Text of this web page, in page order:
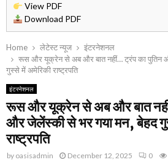
Home लेटेस्ट न्यूज
इंटरनेशनल
रूस और यूक्रेन से अब और बात नहीं… ट्रंप का पुतिन
गुस्से में अमेरिकी राष्ट्रपति
इंटरनेशनल
रूस और यूक्रेन से अब और बात
और जेलेंस्की से भर गया मन, बेहद
राष्ट्रपति
by oasisadmin December 12, 2025 0
View PDF
Download PDF